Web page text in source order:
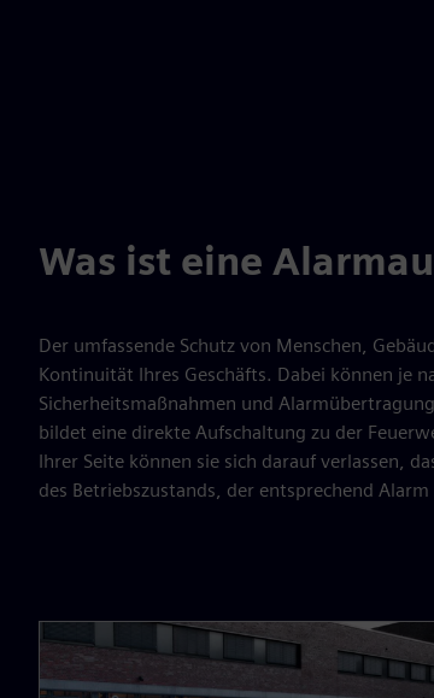
Was ist eine
Der umfassende Schutz von Menschen,
Kontinuität Ihres Geschäfts. Dabei können je
Sicherheitsmaßnahmen und
bildet eine direkte Aufschaltung zu der
Ihrer Seite können sie sich darauf verlassen,
des Betriebszustands, der entsprechend